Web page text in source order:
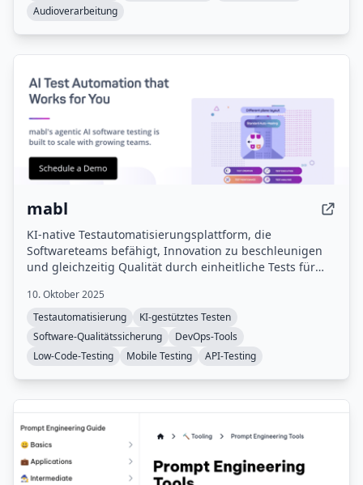
Audioverarbeitung
mabl
KI-native Testautomatisierungsplattform, die
Softwareteams befähigt, Innovation zu beschleunigen
und gleichzeitig Qualität durch einheitliche Tests für
gewährleisten.
10. Oktober 2025
Testautomatisierung
KI-gestütztes Testen
Software-Qualitätssicherung
DevOps-Tools
Low-Code-Testing
Mobile Testing API-Testing